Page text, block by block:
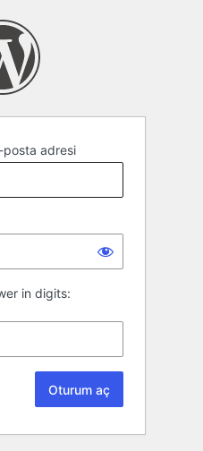
posta adresi
in digits: